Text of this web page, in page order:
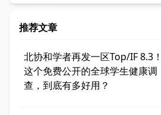
推荐文章
北协和学者再发一区Top/IF 8.3！
这个免费公开的全球学生健康调
查，到底有多好用？